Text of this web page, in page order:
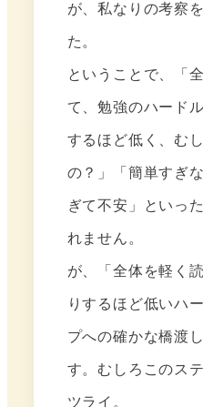
が、私なりの考察
た。
ということで、「
て、勉強のハード
するほど低く、む
の？」「簡単すぎ
ぎて不安」といっ
れません。
が、「全体を軽く
りするほど低いハ
プへの確かな橋渡
す。むしろこのス
ツライ。